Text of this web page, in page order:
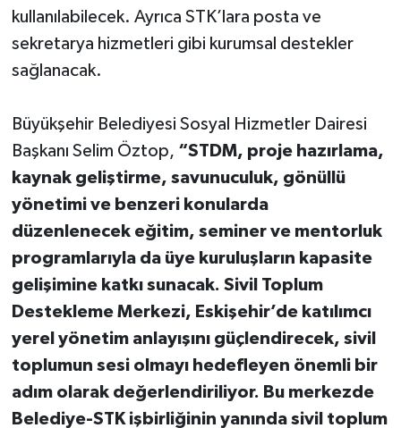
kullanılabilecek. Ayrıca STK’lara posta ve
sekretarya hizmetleri gibi kurumsal destekler
sağlanacak.
Büyükşehir Belediyesi Sosyal Hizmetler Dairesi
Başkanı Selim Öztop, “STDM, proje hazırlama,
kaynak geliştirme, savunuculuk, gönüllü
yönetimi ve benzeri konularda
düzenlenecek eğitim, seminer ve mentorluk
programlarıyla da üye kuruluşların kapasite
gelişimine katkı sunacak. Sivil Toplum
Destekleme Merkezi, Eskişehir’de katılımcı
yerel yönetim anlayışını güçlendirecek, sivil
toplumun sesi olmayı hedefleyen önemli bir
adım olarak değerlendiriliyor. Bu merkezde
Belediye-STK işbirliğinin yanında sivil toplum